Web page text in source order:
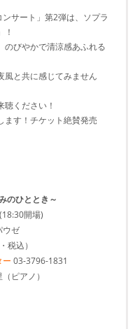
サート」第2弾は、ソプラ
のびやかで清涼感あふれる
風と共に感じてみません
ください！
ます！チケット絶賛発売
のひととき～
開場)
ウゼ
税込）
ー 03-3796-1831
ピアノ）